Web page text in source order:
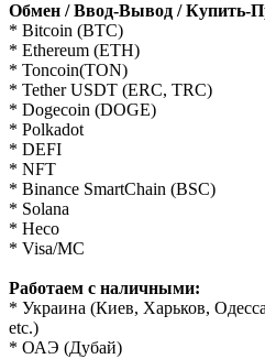
Обмен / Ввод-Вывод / Купить-
* Bitcoin (BTC)
* Ethereum (ETH)
* Toncoin(TON)
* Tether USDT (ERC, TRC)
* Dogecoin (DOGE)
* Polkadot
* DEFI
* NFT
* Binance SmartChain (BSC)
* Solana
* Heco
* Visa/MC
Работаем с наличными:
* Украина (Киев, Харьков,
etc.)
* ОАЭ (Дубай)